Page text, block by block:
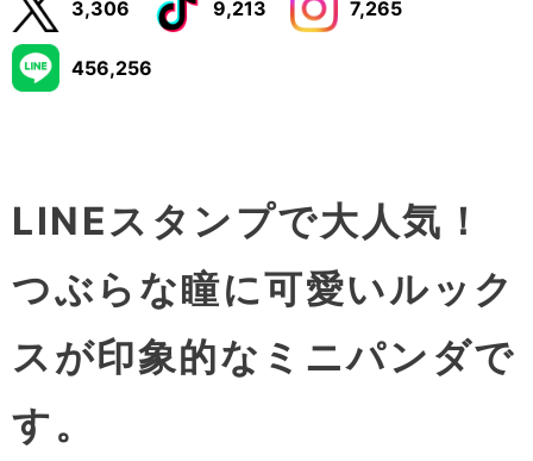
3,306 9,213 7,265
456,256
LINEスタンプで大人気！
つぶらな瞳に可愛いルック
スが印象的なミニパンダで
す。